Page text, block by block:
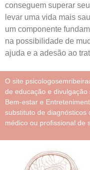
conseguem superar
levar uma vida mais
um componente
na possibilidade de
ajuda e a adesão ao
O site
de educação e divulgação
Bem-estar e
substituto de diagnósticos
médico ou profissional de